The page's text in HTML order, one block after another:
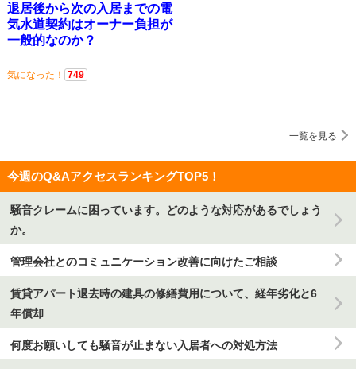
退居後から次の入居までの電
気水道契約はオーナー負担が
一般的なのか？
気になった！ 749
一覧を見る
今週のQ&AアクセスランキングTOP5！
騒音クレームに困っています。どのような対応があるでしょう
か。
管理会社とのコミュニケーション改善に向けたご相談
賃貸アパート退去時の建具の修繕費用について、経年劣化と6
年償却
何度お願いしても騒音が止まない入居者への対処方法